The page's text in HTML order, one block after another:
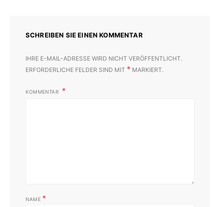
SCHREIBEN SIE EINEN KOMMENTAR
IHRE E-MAIL-ADRESSE WIRD NICHT VERÖFFENTLICHT.
ERFORDERLICHE FELDER SIND MIT * MARKIERT.
KOMMENTAR
NAME *